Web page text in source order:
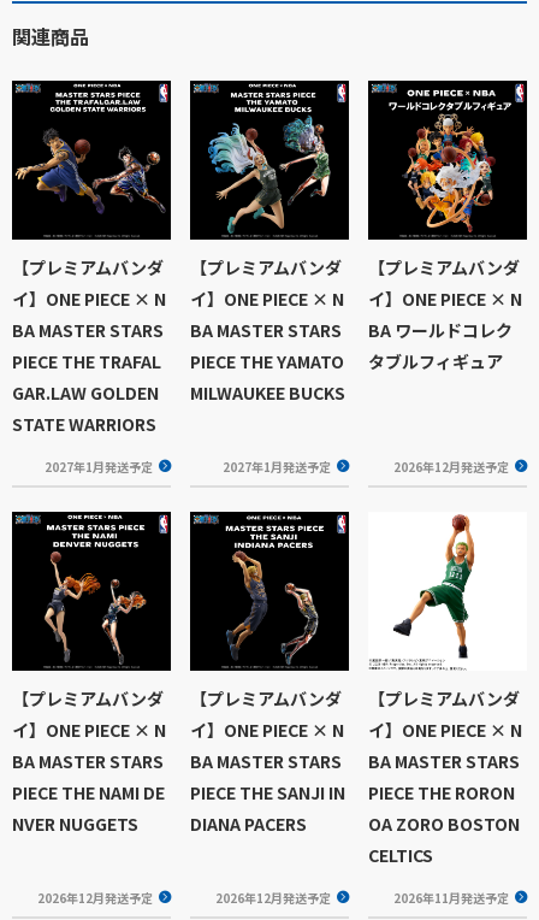
関連商品
【プレミアムバンダ
イ】ONE PIECE × N
BA MASTER STARS
PIECE THE TRAFAL
GAR.LAW GOLDEN
STATE WARRIORS
2027年1月発送予定
【プレミアムバンダ
イ】ONE PIECE × N
BA MASTER STARS
PIECE THE YAMATO
MILWAUKEE BUCKS
2027年1月発送予定
【プレミアムバンダ
イ】ONE PIECE × N
BA ワールドコレク
タブルフィギュア
2026年12月発送予定
【プレミアムバンダ
イ】ONE PIECE × N
BA MASTER STARS
PIECE THE NAMI DE
NVER NUGGETS
2026年12月発送予定
【プレミアムバンダ
イ】ONE PIECE × N
BA MASTER STARS
PIECE THE SANJI IN
DIANA PACERS
2026年12月発送予定
【プレミアムバンダ
イ】ONE PIECE × N
BA MASTER STARS
PIECE THE RORON
OA ZORO BOSTON
CELTICS
2026年11月発送予定